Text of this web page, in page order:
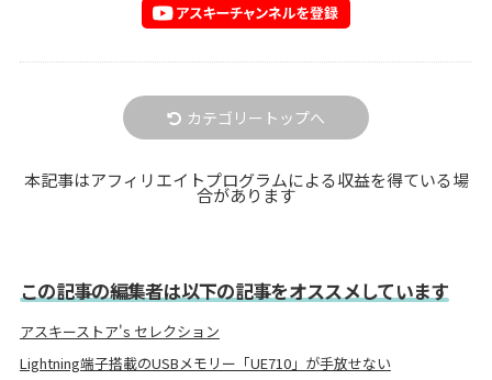
カテゴリートップへ
本記事はアフィリエイトプログラムによる収益を得ている場
合があります
この記事の編集者は以下の記事をオススメしています
アスキーストア's セレクション
Lightning端子搭載のUSBメモリー「UE710」が手放せない